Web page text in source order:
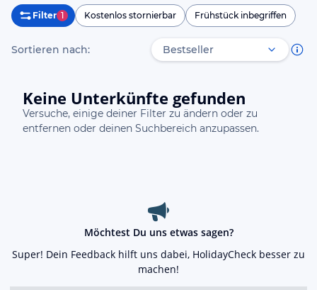
Filter 1 Kostenlos stornierbar Frühstück inbegriffen
Sortieren nach:
Keine Unterkünfte gefunden
Versuche, einige deiner Filter zu ändern oder zu
entfernen oder deinen Suchbereich anzupassen.
Möchtest Du uns etwas sagen?
Super! Dein Feedback hilft uns dabei, HolidayCheck besser zu
machen!